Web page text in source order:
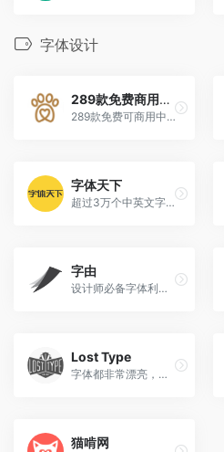
字体设计
289款免费商用合集
289款免费可商用中文字体合集下载
字体天下
超过3万个中英文字体免费下载
字由
设计师必备字体利器，国内外上千款精选字体
Lost Type
字体都非常漂亮，展示方式悦目清新
猫啃网